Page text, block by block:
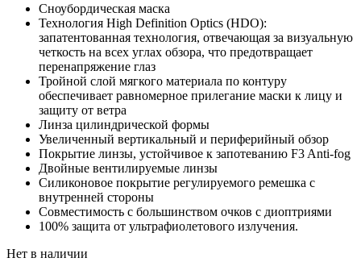
Сноубордическая маска
Технология High Definition Optics (HDO):
запатентованная технология, отвечающая за визуальную
четкость на всех углах обзора, что предотвращает
перенапряжение глаз
Тройной слой мягкого материала по контуру
обеспечивает равномерное прилегание маски к лицу и
защиту от ветра
Линза цилиндрической формы
Увеличенный вертикальный и периферийный обзор
Покрытие линзы, устойчивое к запотеванию F3 Anti-fog
Двойные вентилируемые линзы
Силиконовое покрытие регулируемого ремешка с
внутренней стороны
Совместимость с большинством очков с диоптриями
100% защита от ультрафиолетового излучения.
Нет в наличии